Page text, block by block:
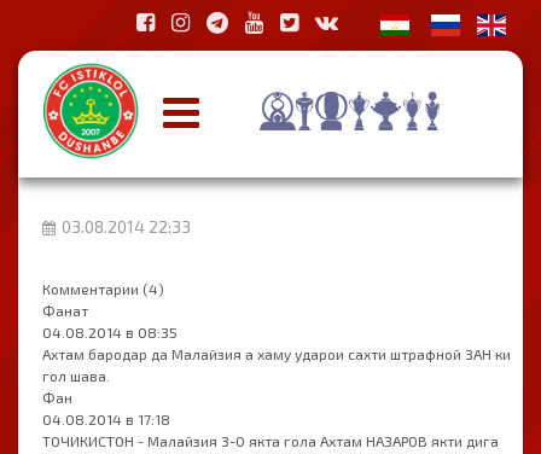
03.08.2014 22:33
Комментарии (4)
Фанат
04.08.2014 в 08:35
Ахтам бародар да Малайзия а хаму ударои сахти штрафной ЗАН ки
гол шава.
Фан
04.08.2014 в 17:18
ТОЧИКИСТОН - Малайзия 3-0 якта гола Ахтам НАЗАРОВ якти дига